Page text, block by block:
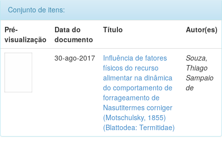
Conjunto de itens:
Pré-
visualização
Data do
documento
Título Autor(es)
30-ago-2017
Influência de fatores
físicos do recurso
alimentar na dinâmica
do comportamento de
forrageamento de
Nasutitermes corniger
(Motschulsky, 1855)
(Blattodea: Termitidae)
Souza,
Thiago
Sampaio
de